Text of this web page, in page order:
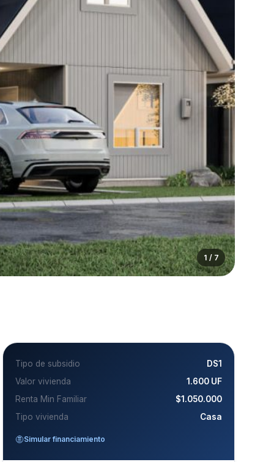
1 / 7
Tipo de subsidio
DS1
Valor vivienda
1.600 UF
Renta Min Familiar
$1.050.000
Tipo vivienda
Casa
Simular financiamiento